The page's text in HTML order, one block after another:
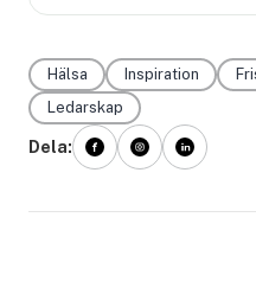
Hälsa Inspiration
Ledarskap
Dela: